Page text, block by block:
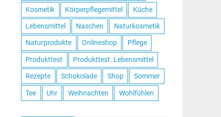
Kosmetik Körperpflegemittel Küche
Lebensmittel Naschen Naturkosmetik
Naturprodukte Onlineshop Pflege
Produkttest Produkttest. Lebensmittel
Rezepte Schokolade Shop Sommer
Tee Uhr Weihnachten Wohlfühlen